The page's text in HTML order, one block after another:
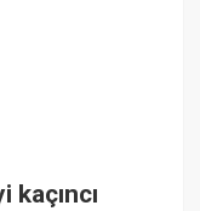
kaçıncı